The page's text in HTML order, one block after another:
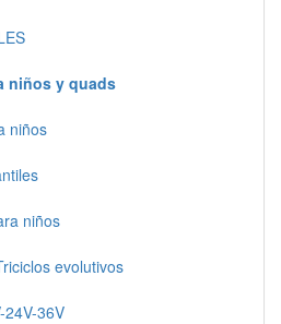
niños y quads
niños
niños
evolutivos
24V-36V